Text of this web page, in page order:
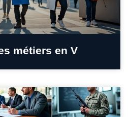
métiers en V